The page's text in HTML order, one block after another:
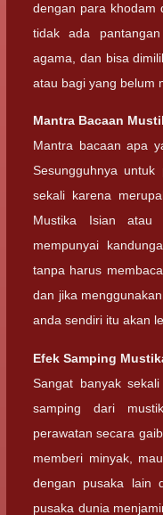
dengan para khodam
tidak ada
agama, dan bisa
atau bagi yang belum
Mantra Bacaan
Mantra bacaan apa
Sesungguhnya
sekali karena
Mustika Isian atau
mempunyai
tanpa harus
dan jika
anda sendiri itu akan
Efek Samping
Sangat banyak
samping dari
perawatan secara
memberi minyak,
dengan pusaka lain
pusaka dunia